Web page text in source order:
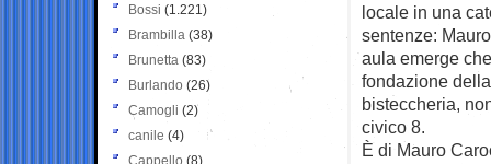
locale in una
sentenze:
aula emerge
fondazione
bisteccheria,
civico 8.
È di Mauro
Bossi (1.221)
Brambilla (38)
Brunetta (83)
Burlando (26)
Camogli (2)
canile (4)
Cappello (8)